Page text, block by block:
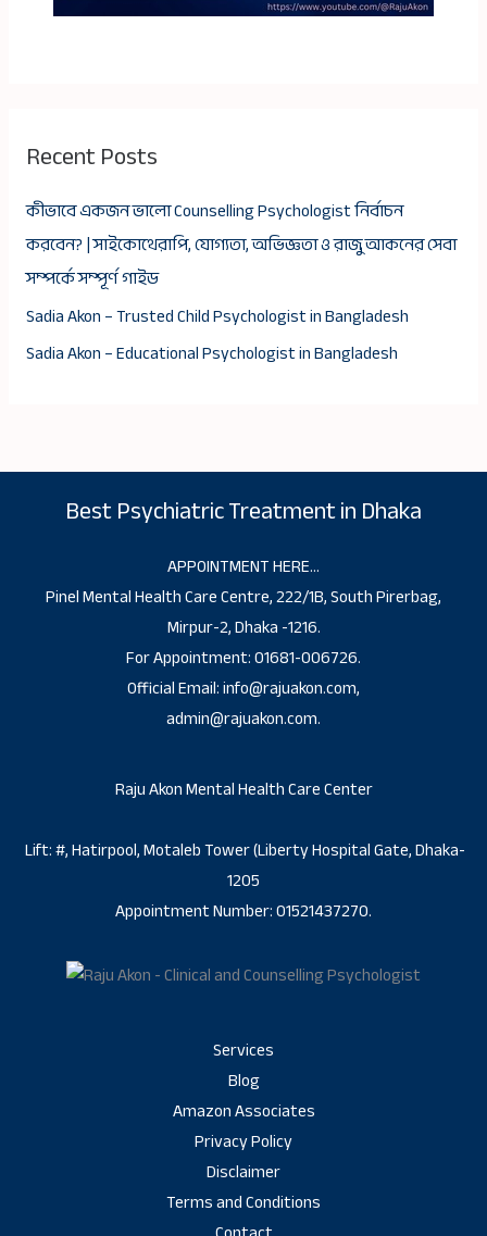
Recent Posts
কীভাবে একজন ভালো Counselling Psychologist নির্বাচন
করবেন? | সাইকোথেরাপি, যোগ্যতা, অভিজ্ঞতা ও রাজু আকনের সেবা
সম্পর্কে সম্পূর্ণ গাইড
Sadia Akon – Trusted Child Psychologist in Bangladesh
Sadia Akon – Educational Psychologist in Bangladesh
Best Psychiatric Treatment in Dhaka
APPOINTMENT HERE…
Pinel Mental Health Care Centre, 222/1B, South Pirerbag,
Mirpur-2, Dhaka -1216.
For Appointment: 01681-006726.
Official Email: info@rajuakon.com,
admin@rajuakon.com.
Raju Akon Mental Health Care Center
Lift: #, Hatirpool, Motaleb Tower (Liberty Hospital Gate, Dhaka-
1205
Appointment Number: 01521437270.
Services
Blog
Amazon Associates
Privacy Policy
Disclaimer
Terms and Conditions